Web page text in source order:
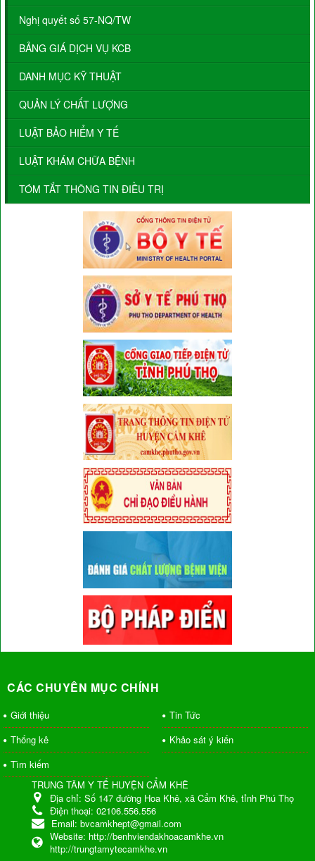
Nghị quyết số 57-NQ/TW
BẢNG GIÁ DỊCH VỤ KCB
DANH MỤC KỸ THUẬT
QUẢN LÝ CHẤT LƯỢNG
LUẬT BẢO HIỂM Y TẾ
LUẬT KHÁM CHỮA BỆNH
TÓM TẮT THÔNG TIN ĐIỀU TRỊ
CÁC CHUYÊN MỤC CHÍNH
Giới thiệu
Tin Tức
Thống kê
Khảo sát ý kiến
Tìm kiếm
TRUNG TÂM Y TẾ HUYỆN CẨM KHÊ
Địa chỉ: Số 147 đường Hoa Khê, xã Cẩm Khê, tỉnh Phú Thọ
Điện thoại: 02106.556.556
Email: bvcamkhept@gmail.com
Website: http://benhviendakhoacamkhe.vn
http://trungtamytecamkhe.vn